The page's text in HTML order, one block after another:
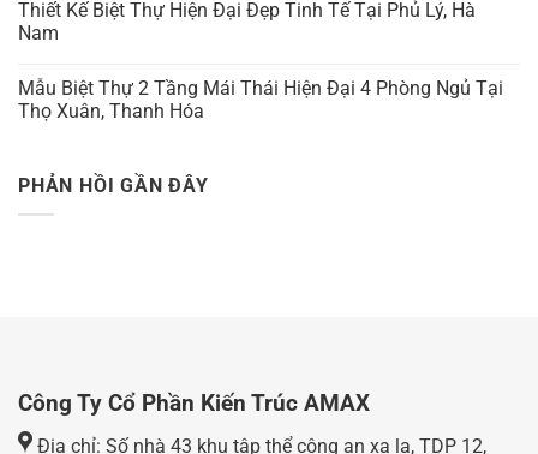
Thiết Kế Biệt Thự Hiện Đại Đẹp Tinh Tế Tại Phủ Lý, Hà
Nam
Mẫu Biệt Thự 2 Tầng Mái Thái Hiện Đại 4 Phòng Ngủ Tại
Thọ Xuân, Thanh Hóa
PHẢN HỒI GẦN ĐÂY
Công Ty Cổ Phần Kiến Trúc AMAX
Địa chỉ: Số nhà 43 khu tập thể công an xa la, TDP 12,